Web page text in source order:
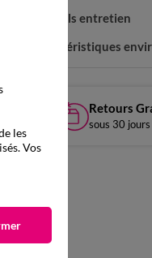
Conseils entretien
Caractéristiques
Retours
sous 30
les
Vos